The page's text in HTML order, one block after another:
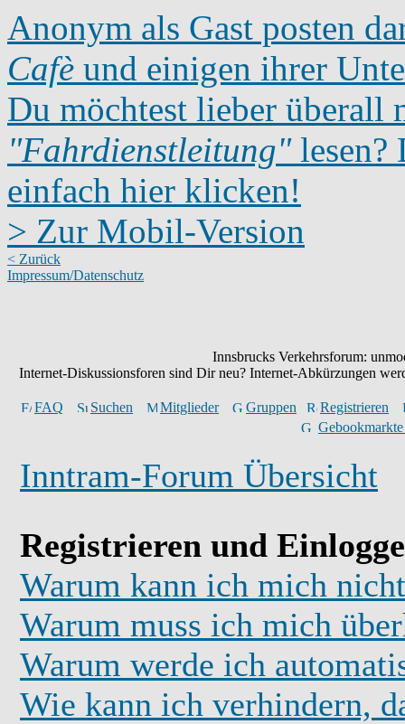
Anonym als Gast posten
Cafè und einigen ihrer
Du möchtest lieber überall
"Fahrdienstleitung"lesen?
einfach hier klicken!
> Zur Mobil-Version
< Zurück
Impressum/Datenschutz
Innsbrucks Verkehrsforum:
Internet-Diskussionsforen sind Dir neu? Internet-Abkürzungen
FAQ Suchen Mitglieder Gruppen
Registrieren
Inntram-Forum Übersicht
Registrieren und
Warum kann ich mich
Warum muss ich mich
Warum werde ich
Wie kann ich verhindern,